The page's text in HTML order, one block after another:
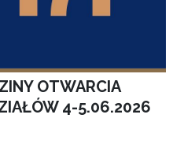
OTWARCIA
4-5.06.2026